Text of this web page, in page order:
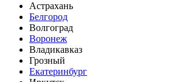
Астрахань
Белгород
Волгоград
Воронеж
Владикавказ
Грозный
Екатеринбург